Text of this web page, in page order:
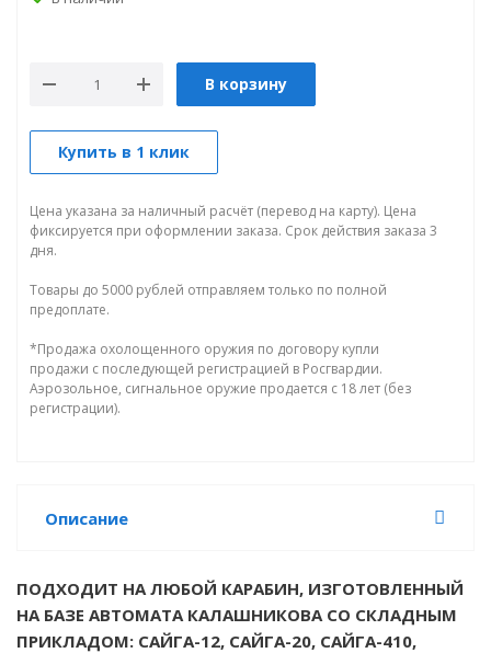
В корзину
Купить в 1 клик
Цена указана за наличный расчёт (перевод на карту). Цена
фиксируется при оформлении заказа. Срок действия заказа 3
дня.
Товары до 5000 рублей отправляем только по полной
предоплате.
*Продажа охолощенного оружия по договору купли
продажи с последующей регистрацией в Росгвардии.
Аэрозольное, сигнальное оружие продается с 18 лет (без
регистрации).
Описание
ПОДХОДИТ НА ЛЮБОЙ КАРАБИН, ИЗГОТОВЛЕННЫЙ
НА БАЗЕ АВТОМАТА КАЛАШНИКОВА СО СКЛАДНЫМ
ПРИКЛАДОМ: САЙГА-12, САЙГА-20, САЙГА-410,